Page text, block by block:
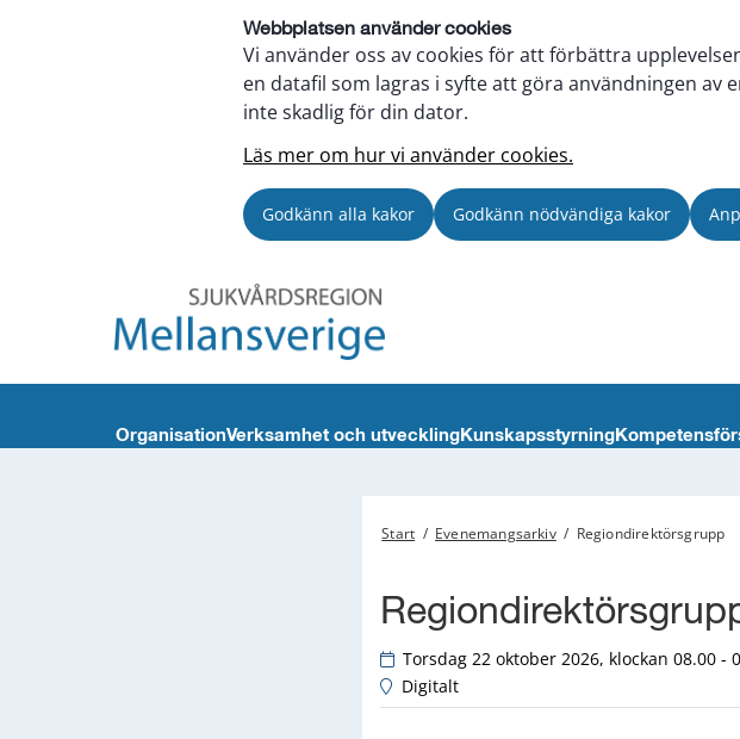
Webbplatsen använder cookies
Vi använder oss av cookies för att förbättra
en datafil som lagras i syfte att göra användningen av
inte skadlig för din dator.
Läs mer om hur vi använder cookies.
Godkänn alla kakor Godkänn nödvändiga kakor
OrganisationVerksamhet och utvecklingKunskapsstyrning
Start / Evenemangsarkiv / Regiondirektörsgrupp
Torsdag 22 oktober 2026, klockan 08.00 -
Digitalt